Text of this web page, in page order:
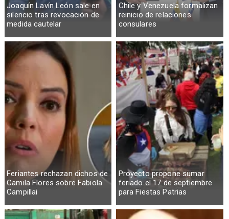
Joaquín Lavín León sale en
silencio tras revocación de
medida cautelar
Chile y Venezuela formalizan
reinicio de relaciones
consulares
Feriantes rechazan dichos de
Camila Flores sobre Fabiola
Campillai
Proyecto propone sumar
feriado el 17 de septiembre
para Fiestas Patrias